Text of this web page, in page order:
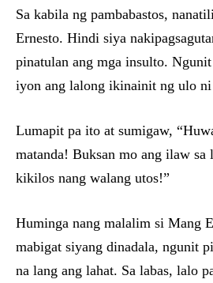
Sa kabila ng pambabastos,
Ernesto. Hindi siya
pinatulan ang mga insulto.
iyon ang lalong ikinainit ng ulo
Lumapit pa ito at sumigaw,
matanda! Buksan mo ang ilaw sa
kikilos nang walang utos!”
Huminga nang malalim si Mang
mabigat siyang dinadala, ngunit
na lang ang lahat. Sa labas, lalo